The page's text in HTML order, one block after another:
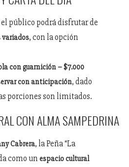
público podrá disfrutar de
, con la opción
con guarnición – $7.000
con anticipación, dado
porciones son limitados.
CON ALMA SAMPEDRINA
Cabrera, la Peña “La
como un espacio cultural